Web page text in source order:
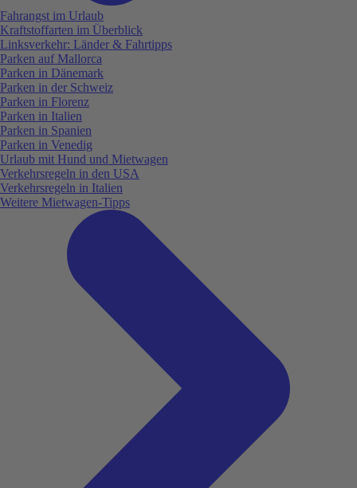
Fahrangst im Urlaub
Kraftstoffarten im Überblick
Linksverkehr: Länder & Fahrtipps
Parken auf Mallorca
Parken in Dänemark
Parken in der Schweiz
Parken in Florenz
Parken in Italien
Parken in Spanien
Parken in Venedig
Urlaub mit Hund und Mietwagen
Verkehrsregeln in den USA
Verkehrsregeln in Italien
Weitere Mietwagen-Tipps